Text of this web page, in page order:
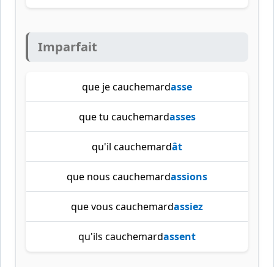
Imparfait
que je cauchemardasse
que tu cauchemardasses
qu'il cauchemardât
que nous cauchemardassions
que vous cauchemardassiez
qu'ils cauchemardassent